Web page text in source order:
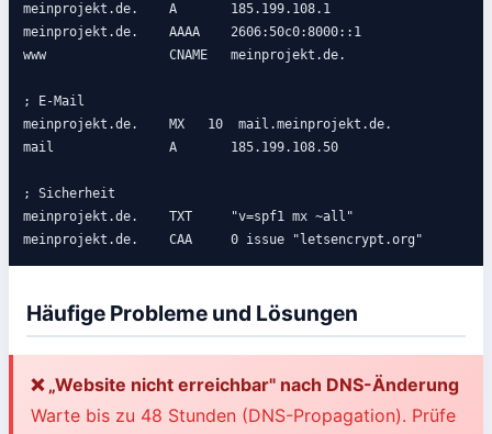
meinprojekt.de.    A       185.199.108.1
meinprojekt.de.    AAAA    2606:50c0:8000::1
www                CNAME   meinprojekt.de.
; E-Mail
meinprojekt.de.    MX   10  mail.meinprojekt.de.
mail               A       185.199.108.50
; Sicherheit
meinprojekt.de.    TXT     "v=spf1 mx ~all"
meinprojekt.de.    CAA     0 issue "letsencrypt.org"
Häufige Probleme und Lösungen
❌ „Website nicht erreichbar" nach DNS-Änderung
Warte bis zu 48 Stunden (DNS-Propagation). Prüfe